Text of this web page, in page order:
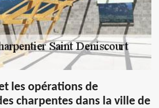
les opérations de
charpentes dans la ville de